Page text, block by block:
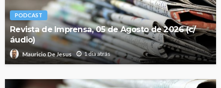
PODCAST
Revista de Imprensa, 05 de Agosto de 2026 (c/
áudio)
Mauricio De Jesus 1 dia atrás